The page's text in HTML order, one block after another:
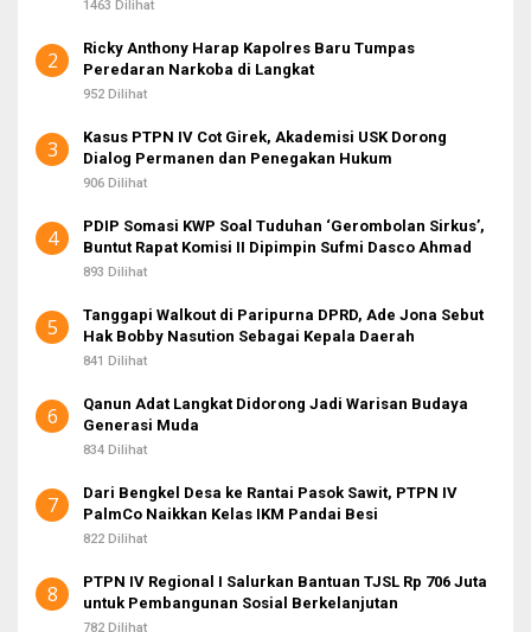
1463 Dilihat
2
Ricky Anthony Harap Kapolres Baru Tumpas
Peredaran Narkoba di Langkat
952 Dilihat
3
Kasus PTPN IV Cot Girek, Akademisi USK Dorong
Dialog Permanen dan Penegakan Hukum
906 Dilihat
4
PDIP Somasi KWP Soal Tuduhan ‘Gerombolan Sirkus’,
Buntut Rapat Komisi II Dipimpin Sufmi Dasco Ahmad
893 Dilihat
5
Tanggapi Walkout di Paripurna DPRD, Ade Jona Sebut
Hak Bobby Nasution Sebagai Kepala Daerah
841 Dilihat
6
Qanun Adat Langkat Didorong Jadi Warisan Budaya
Generasi Muda
834 Dilihat
7
Dari Bengkel Desa ke Rantai Pasok Sawit, PTPN IV
PalmCo Naikkan Kelas IKM Pandai Besi
822 Dilihat
8
PTPN IV Regional I Salurkan Bantuan TJSL Rp 706 Juta
untuk Pembangunan Sosial Berkelanjutan
782 Dilihat